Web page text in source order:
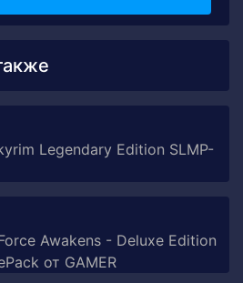
Legendary Edition SLMP-
Awakens - Deluxe Edition
от GAMER